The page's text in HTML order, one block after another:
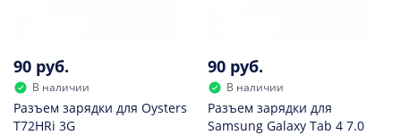
90 руб.
В наличии
Разъем зарядки для Oysters
T72HRi 3G
90 руб.
В наличии
Разъем зарядки для
Samsung Galaxy Tab 4 7.0